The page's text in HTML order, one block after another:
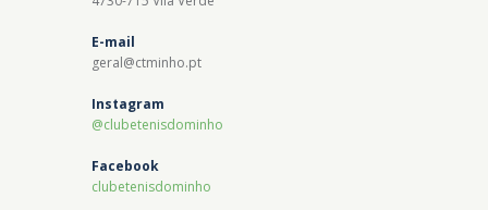
E-mail
geral@ctminho.pt
Instagram
@clubetenisdominho
Facebook
clubetenisdominho